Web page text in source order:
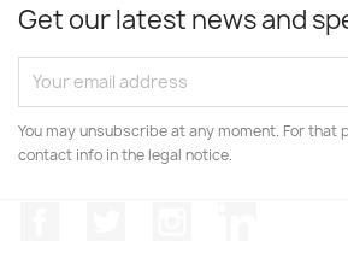
Get our latest news and
You may unsubscribe at any moment. For that
contact info in the legal notice.